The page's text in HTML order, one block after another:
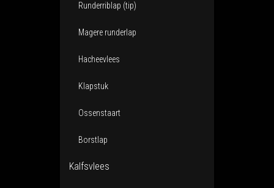
Runderriblap (tip)
Magere runderlap
Hacheevlees
Klapstuk
Ossenstaart
Borstlap
Kalfsvlees